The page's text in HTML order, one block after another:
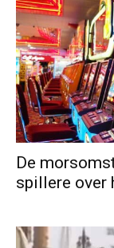
De
spillere over